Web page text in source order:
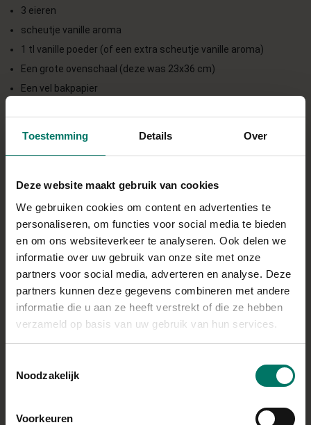
Toestemming Details Over
Deze website maakt gebruik van cookies
We gebruiken cookies om content en advertenties te
personaliseren, om functies voor social media te bieden
en om ons websiteverkeer te analyseren. Ook delen we
informatie over uw gebruik van onze site met onze
partners voor social media, adverteren en analyse. Deze
partners kunnen deze gegevens combineren met andere
informatie die u aan ze heeft verstrekt of die ze hebben
verzameld op basis van uw gebruik van hun services.
Noodzakelijk
Voorkeuren
3 eieren
scheutje vanille aroma
1 tl vanille poeder (of een extra scheutje vanille aroma)
Een grote ovenschaal (deze was 23x36 cm)
Een vel bakpapier
Tweede rijtje ingrediënten:
15 g eiwitpoeder vanille
2,25 tl bakpoeder
Snuf zout
Als topping:
1 a 2 nectarines, in plakjes gesneden
een handje gehakte nootjes